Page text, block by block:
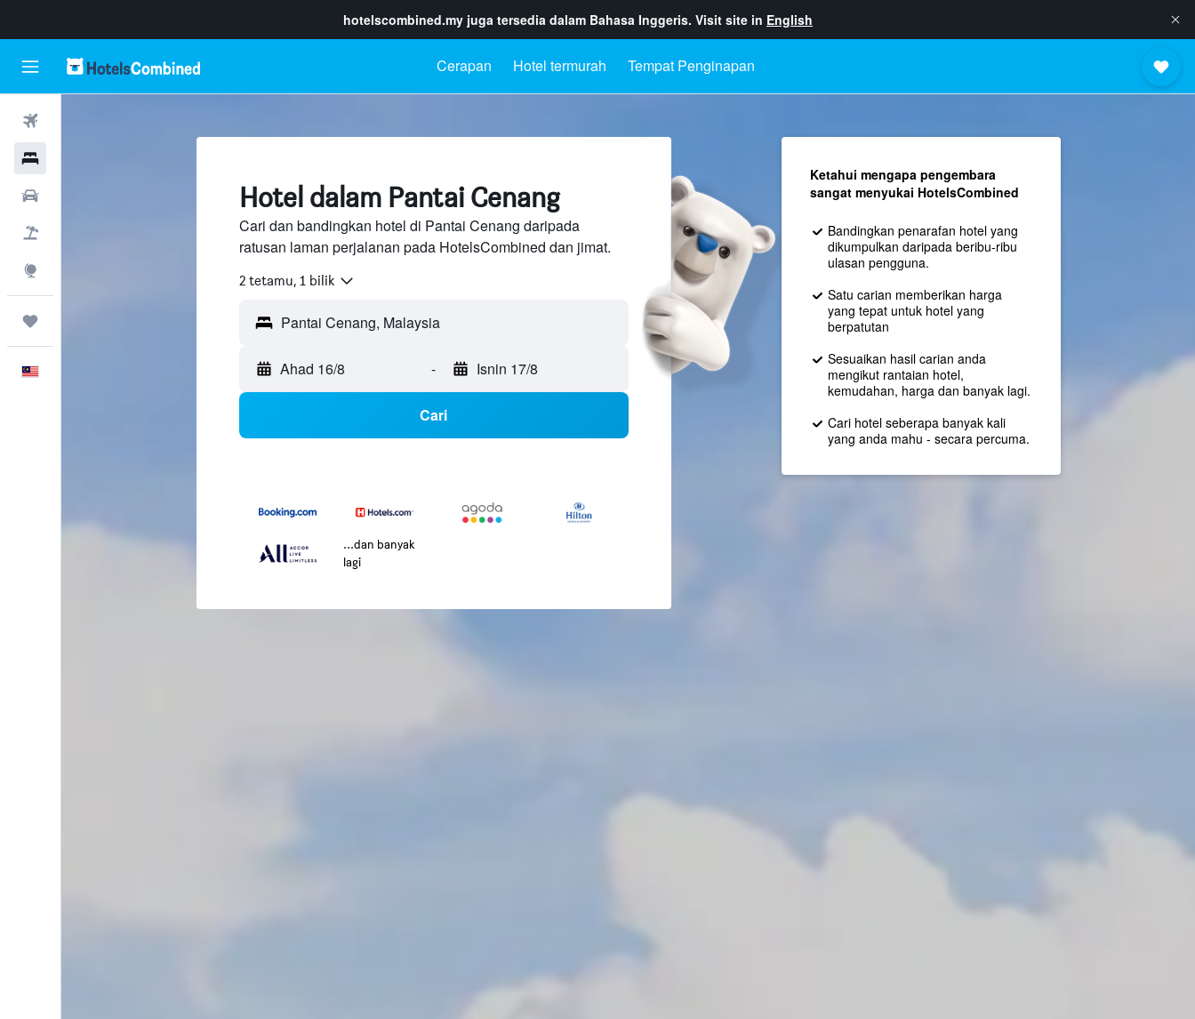
hotelscombined.my juga tersedia dalam Bahasa Inggeris. Visit site in English
Cerapan Hotel termurah Tempat Penginapan
Hotel dalam Pantai Cenang
Cari dan bandingkan hotel di Pantai Cenang daripada
ratusan laman perjalanan pada HotelsCombined dan jimat.
2 tetamu, 1 bilik
Ahad 16/8 - Isnin 17/8
Cari
...dan banyak
lagi
Ketahui mengapa pengembara
sangat menyukai HotelsCombined
Bandingkan penarafan hotel yang
dikumpulkan daripada beribu-ribu
ulasan pengguna.
Satu carian memberikan harga
yang tepat untuk hotel yang
berpatutan
Sesuaikan hasil carian anda
mengikut rantaian hotel,
kemudahan, harga dan banyak lagi.
Cari hotel seberapa banyak kali
yang anda mahu - secara percuma.